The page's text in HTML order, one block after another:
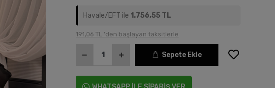
Havale/EFT ile 1.756,55 TL
191,06 TL 'den başlayan taksitlerle
Sepete Ekle